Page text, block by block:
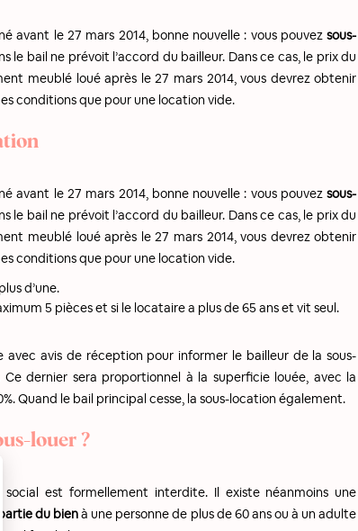
avant le 27 mars 2014, bonne nouvelle : vous pouvezsous-
le bail ne prévoit l’accord du bailleur. Dans ce cas, le prix du
meublé loué après le 27 mars 2014, vous devrez obtenir
conditions que pour une location vide.
avant le 27 mars 2014, bonne nouvelle : vous pouvezsous-
le bail ne prévoit l’accord du bailleur. Dans ce cas, le prix du
meublé loué après le 27 mars 2014, vous devrez obtenir
conditions que pour une location vide.
d’une.
5 pièces et si le locataire a plus de 65 ans et vit seul.
avis de réception pour informer le bailleur de la sous-
dernier sera proportionnel à la superficie louée, avec la
Quand le bail principal cesse, la sous-location également.
louer ?
est formellement interdite. Il existe néanmoins une
du bienà une personne de plus de 60 ans ou à un adulte